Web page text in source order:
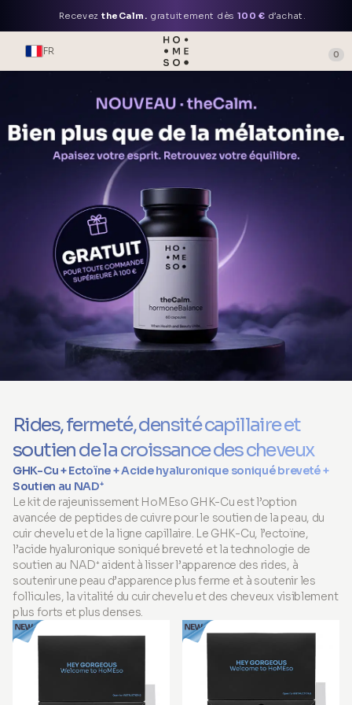
ReceveztheCalm. gratuitement dès 100 € d’achat.
FR 0
Rides, fermeté, densité capillaire et
soutien de la croissance des cheveux
GHK-Cu + Ectoïne + Acide hyaluronique soniqué breveté +
Soutien au NAD⁺
Le kit de rajeunissement HoMEso GHK-Cu est l’option
avancée de peptides de cuivre pour le soutien de la peau, du
cuir chevelu et de la ligne capillaire. Le GHK-Cu, l’ectoïne,
l’acide hyaluronique soniqué breveté et la technologie de
soutien au NAD⁺ aident à lisser l’apparence des rides, à
soutenir une peau d’apparence plus ferme et à soutenir les
follicules, la vitalité du cuir chevelu et des cheveux visiblement
plus forts et plus denses.